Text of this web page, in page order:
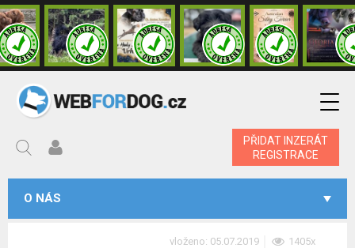
PŘIDAT INZERÁT
REGISTRACE
O NÁS
vloženo: 05.07.2019 1405x